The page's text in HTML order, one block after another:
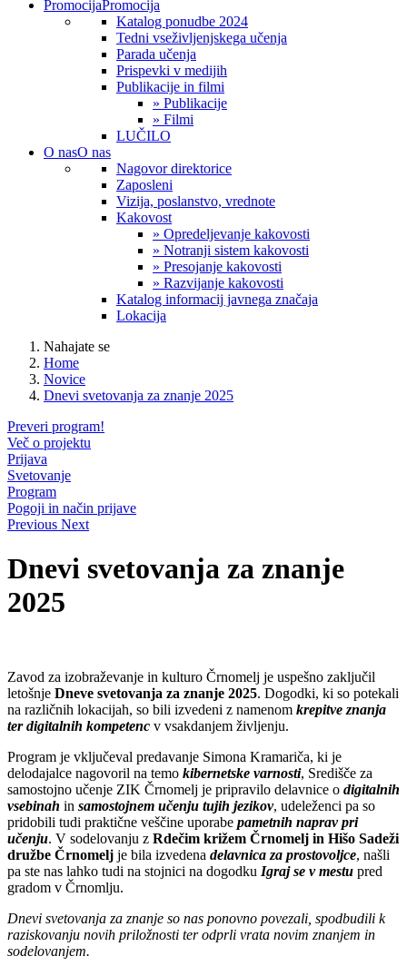
PromocijaPromocija
Katalog ponudbe 2024
Tedni vseživljenjskega učenja
Parada učenja
Prispevki v medijih
Publikacije in filmi
» Publikacije
» Filmi
LUČILO
O nasO nas
Nagovor direktorice
Zaposleni
Vizija, poslanstvo, vrednote
Kakovost
» Opredeljevanje kakovosti
» Notranji sistem kakovosti
» Presojanje kakovosti
» Razvijanje kakovosti
Katalog informacij javnega značaja
Lokacija
Nahajate se
Home
Novice
Dnevi svetovanja za znanje 2025
Preveri program!
Več o projektu
Prijava
Svetovanje
Program
Pogoji in način prijave
Previous Next
Dnevi svetovanja za znanje
2025
Zavod za izobraževanje in kulturo Črnomelj je uspešno zaključil
letošnje Dneve svetovanja za znanje 2025. Dogodki, ki so potekali
na različnih lokacijah, so bili izvedeni z namenom krepitve znanja
ter digitalnih kompetenc v vsakdanjem življenju.
Program je vključeval predavanje Simona Kramariča, ki je
delodajalce nagovoril na temo kibernetske varnosti, Središče za
samostojno učenje ZIK Črnomelj je pripravilo delavnice o digitalnih
vsebinah in samostojnem učenju tujih jezikov, udeleženci pa so
pridobili tudi praktične veščine uporabe pametnih naprav pri
učenju. V sodelovanju z Rdečim križem Črnomelj in Hišo Sadeži
družbe Črnomelj je bila izvedena delavnica za prostovoljce, našli
pa ste nas lahko tudi na stojnici na dogodku Igraj se v mestu pred
gradom v Črnomlju.
Dnevi svetovanja za znanje so nas ponovno povezali, spodbudili k
raziskovanju novih priložnosti ter odprli vrata novim znanjem in
sodelovanjem.